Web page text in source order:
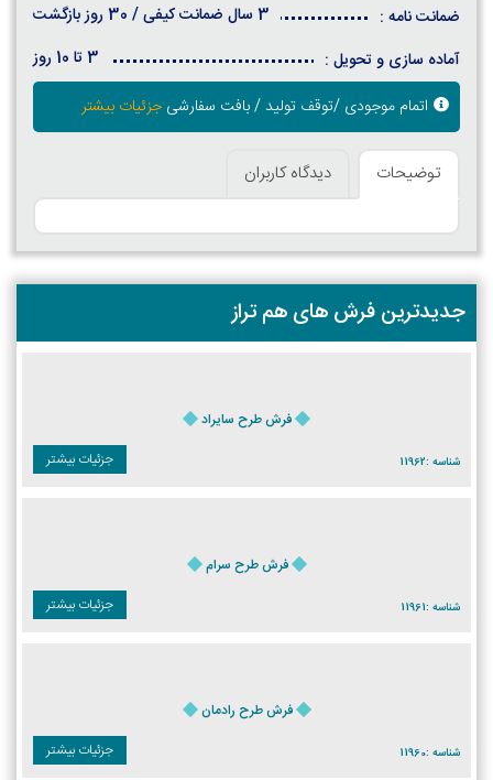
ضمانت نامه :
3 سال ضمانت کیفی / 30 روز بازگشت
آماده سازی و تحویل :
3 تا 10 روز
اتمام موجودی /توقف تولید / بافت سفارشی جزئیات بیشتر
توضیحات دیدگاه کاربران
جدیدترین فرش های هم تراز
فرش طرح سایراد
شناسه :11962 جزئیات بیشتر
فرش طرح سرام
شناسه :11961 جزئیات بیشتر
فرش طرح رادمان
شناسه :11960 جزئیات بیشتر